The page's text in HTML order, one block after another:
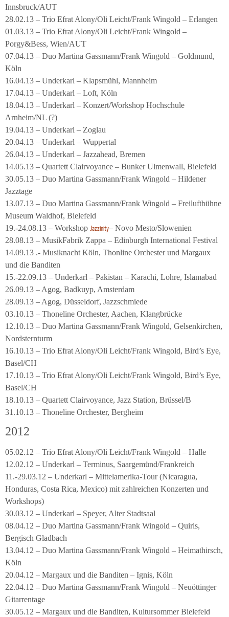
Innsbruck/AUT
28.02.13 – Trio Efrat Alony/Oli Leicht/Frank Wingold – Erlangen
01.03.13 – Trio Efrat Alony/Oli Leicht/Frank Wingold –
Porgy&Bess, Wien/AUT
07.04.13 – Duo Martina Gassmann/Frank Wingold – Goldmund,
Köln
16.04.13 – Underkarl – Klapsmühl, Mannheim
17.04.13 – Underkarl – Loft, Köln
18.04.13 – Underkarl – Konzert/Workshop Hochschule
Arnheim/NL (?)
19.04.13 – Underkarl – Zoglau
20.04.13 – Underkarl – Wuppertal
26.04.13 – Underkarl – Jazzahead, Bremen
14.05.13 – Quartett Clairvoyance – Bunker Ulmenwall, Bielefeld
30.05.13 – Duo Martina Gassmann/Frank Wingold – Hildener
Jazztage
13.07.13 – Duo Martina Gassmann/Frank Wingold – Freiluftbühne
Museum Waldhof, Bielefeld
19.-24.08.13 – Workshop Jazzinity– Novo Mesto/Slowenien
28.08.13 – MusikFabrik Zappa – Edinburgh International Festival
14.09.13 .- Musiknacht Köln, Thonline Orchester und Margaux
und die Banditen
15.-22.09.13 – Underkarl – Pakistan – Karachi, Lohre, Islamabad
26.09.13 – Agog, Badkuyp, Amsterdam
28.09.13 – Agog, Düsseldorf, Jazzschmiede
03.10.13 – Thoneline Orchester, Aachen, Klangbrücke
12.10.13 – Duo Martina Gassmann/Frank Wingold, Gelsenkirchen,
Nordsternturm
16.10.13 – Trio Efrat Alony/Oli Leicht/Frank Wingold, Bird’s Eye,
Basel/CH
17.10.13 – Trio Efrat Alony/Oli Leicht/Frank Wingold, Bird’s Eye,
Basel/CH
18.10.13 – Quartett Clairvoyance, Jazz Station, Brüssel/B
31.10.13 – Thoneline Orchester, Bergheim
2012
05.02.12 – Trio Efrat Alony/Oli Leicht/Frank Wingold – Halle
12.02.12 – Underkarl – Terminus, Saargemünd/Frankreich
11.-29.03.12 – Underkarl – Mittelamerika-Tour (Nicaragua,
Honduras, Costa Rica, Mexico) mit zahlreichen Konzerten und
Workshops)
30.03.12 – Underkarl – Speyer, Alter Stadtsaal
08.04.12 – Duo Martina Gassmann/Frank Wingold – Quirls,
Bergisch Gladbach
13.04.12 – Duo Martina Gassmann/Frank Wingold – Heimathirsch,
Köln
20.04.12 – Margaux und die Banditen – Ignis, Köln
22.04.12 – Duo Martina Gassmann/Frank Wingold – Neuöttinger
Gitarrentage
30.05.12 – Margaux und die Banditen, Kultursommer Bielefeld